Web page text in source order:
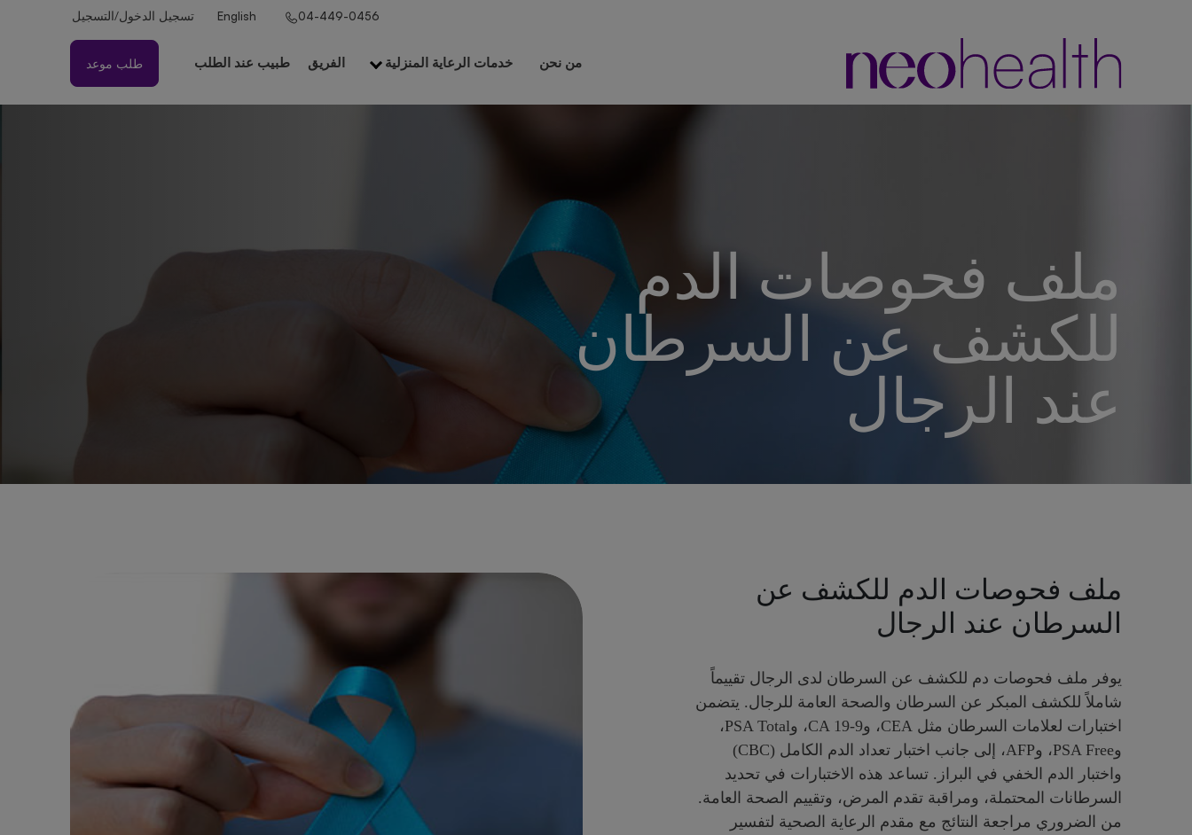
04-449-0456
English تسجيل الدخول/التسجيل
من نحن خدمات الرعاية المنزلية الفريق طبيب عند الطلب طلب موعد
ملف فحوصات الدم
للكشف عن السرطان
عند الرجال
ملف فحوصات الدم للكشف عن
السرطان عند الرجال
يوفر ملف فحوصات دم للكشف عن السرطان لدى الرجال تقييماً
شاملاً للكشف المبكر عن السرطان والصحة العامة للرجال. يتضمن
اختبارات لعلامات السرطان مثل CEA، وCA 19-9، وPSA Total،
وPSA Free، وAFP، إلى جانب اختبار تعداد الدم الكامل (CBC)
واختبار الدم الخفي في البراز. تساعد هذه الاختبارات في تحديد
السرطانات المحتملة، ومراقبة تقدم المرض، وتقييم الصحة العامة.
من الضروري مراجعة النتائج مع مقدم الرعاية الصحية لتفسير